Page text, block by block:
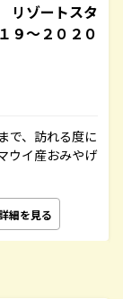
ゾートスタ
～２０２０
で、訪れる度に
ウイ産おみやげ
細を見る